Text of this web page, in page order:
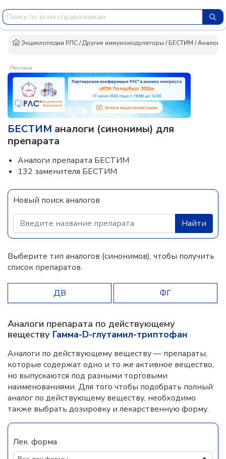
Энциклопедия РЛС/Другие иммуномодуляторы /БЕСТИМ /
Реклама
БЕСТИМ аналоги (синонимы) для
препарата
Аналоги препарата БЕСТИМ
132 заменителя БЕСТИМ
Новый поиск аналогов
Найти
Выберите тип аналогов (синонимов), чтобы получить
список препаратов.
ДВ ФГ
Аналоги препарата по действующему
веществу Гамма-D-глутамил-триптофан
Аналоги по действующему веществу — препараты,
которые содержат одно и то же активное вещество,
но выпускаются под разными торговыми
наименованиями. Для того чтобы подобрать полный
аналог по действующему веществу, необходимо
также выбрать дозировку и лекарственную форму.
Лек. форма